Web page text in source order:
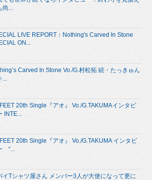
...
LIVE REPORT：Nothing's Carved In Stone
ON...
Carved In Stone Vo./G.村松拓 続・たっきゅん
20th Single『アオ』 Vo./G.TAKUMAインタビ
INTE...
20th Single『アオ』 Vo./G.TAKUMA インタビ
“...
イTシャツ屋さん メンバー3人が大使になって更に